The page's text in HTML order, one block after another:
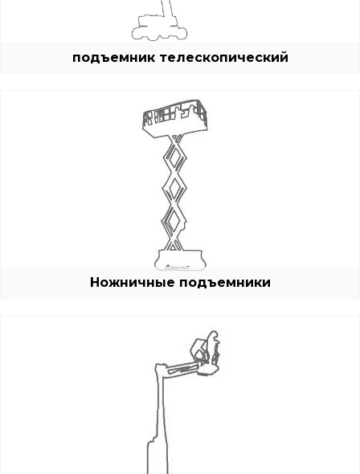
подъемник телескопический
Ножничные подъемники